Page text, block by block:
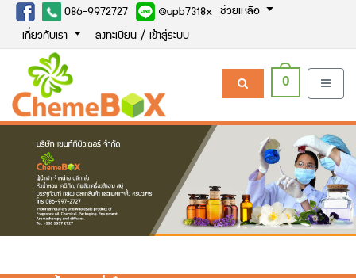
086-9972727 @upb7318x ช่วยเหลือ
เกี่ยวกับเรา ลงทะเบียน / เข้าสู่ระบบ
0